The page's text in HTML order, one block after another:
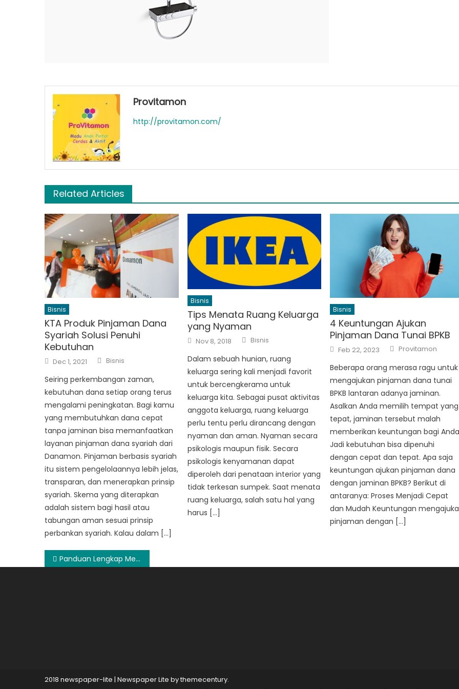
Provitamon
http://provitamon.com/
Related Articles
Bisnis
KTA Produk Pinjaman Dana
Syariah Solusi Penuhi
Kebutuhan
Posted
on
Dec 1, 2021 Author
Bisnis
Seiring perkembangan zaman,
kebutuhan dana setiap orang terus
mengalami peningkatan. Bagi kamu
yang membutuhkan dana cepat
tanpa jaminan bisa memanfaatkan
layanan pinjaman dana syariah dari
Danamon. Pinjaman berbasis syariah
itu sistem pengelolaannya lebih jelas,
transparan, dan menerapkan prinsip
syariah. Skema yang diterapkan
adalah sistem bagi hasil atau
tabungan aman sesuai prinsip
perbankan syariah. Kalau dalam […]
Bisnis
Tips Menata Ruang Keluarga
yang Nyaman
Posted
on
Nov 8, 2018 Author
Bisnis
Dalam sebuah hunian, ruang
keluarga sering kali menjadi favorit
untuk bercengkerama untuk
keluarga kita. Sebagai pusat aktivitas
anggota keluarga, ruang keluarga
perlu tentu perlu dirancang dengan
nyaman dan aman. Nyaman secara
psikologis maupun fisik. Secara
psikologis kenyamanan dapat
diperoleh dari penataan interior yang
tidak terkesan sumpek. Saat menata
ruang keluarga, salah satu hal yang
harus […]
Bisnis
4 Keuntungan Ajukan
Pinjaman Dana Tunai BPKB
Posted
on
Feb 22, 2023 Author
Provitamon
Beberapa orang merasa ragu untuk
mengajukan pinjaman dana tunai
BPKB lantaran adanya jaminan.
Asalkan Anda memilih tempat yang
tepat, jaminan tersebut malah
memberikan keuntungan bagi
Jadi kebutuhan bisa dipenuhi
dengan cepat dan tepat. Apa saja
keuntungan ajukan pinjaman dana
dengan jaminan BPKB? Berikut di
antaranya: Proses Menjadi Cepat
dan Mudah Keuntungan
pinjaman dengan […]
Post
Panduan Lengkap Memilih Shower Set Terbaik untuk Kamar Mandi Minimalis
2018 newspaper-lite | Newspaper Lite bythemecentury.